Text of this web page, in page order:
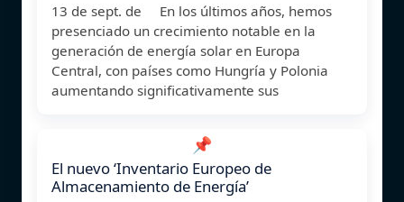
13 de sept. de En los últimos años, hemos
presenciado un crecimiento notable en la
generación de energía solar en Europa
Central, con países como Hungría y Polonia
aumentando significativamente sus
📌
El nuevo ‘Inventario Europeo de
Almacenamiento de Energía’